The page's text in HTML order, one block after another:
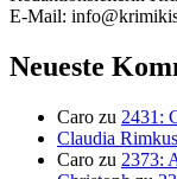
E-Mail:
Neueste
Caro zu 2431:
Claudia Rimkus
Caro zu 2373: